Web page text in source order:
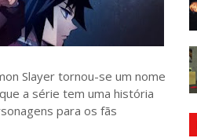
Slayer tornou-se um nome
a série tem uma história
para os fãs